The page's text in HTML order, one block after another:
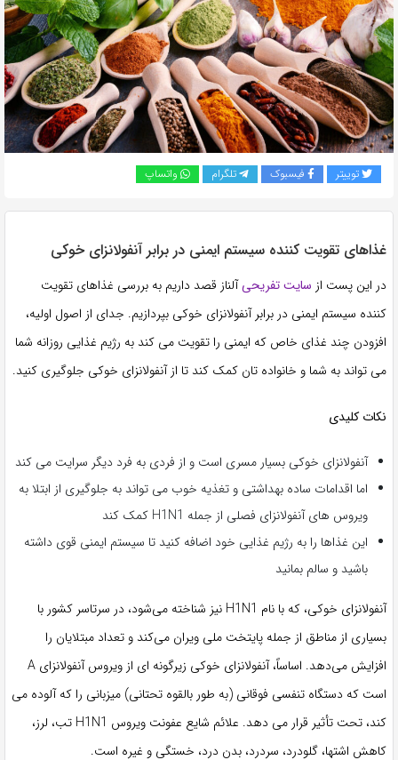
به
اشتراک
بگذارید.
کپی
لینک
توییتر فیسبوک تلگرام واتساپ
غذاهای تقویت کننده سیستم ایمنی در برابر آنفولانزای خوکی
در این پست از سایت تفریحیآلناز قصد داریم به بررسی غذاهای تقویت
کننده سیستم ایمنی در برابر آنفولانزای خوکی بپردازیم. جدای از اصول اولیه،
افزودن چند غذای خاص که ایمنی را تقویت می کند به رژیم غذایی روزانه شما
می تواند به شما و خانواده تان کمک کند تا از آنفولانزای خوکی جلوگیری کنید.
نکات کلیدی
آنفولانزای خوکی بسیار مسری است و از فردی به فرد دیگر سرایت می کند
اما اقدامات ساده بهداشتی و تغذیه خوب می تواند به جلوگیری از ابتلا به
ویروس های آنفولانزای فصلی از جمله H1N1 کمک کند
این غذاها را به رژیم غذایی خود اضافه کنید تا سیستم ایمنی قوی داشته
باشید و سالم بمانید
آنفولانزای خوکی، که با نام H1N1 نیز شناخته می‌شود، در سرتاسر کشور با
بسیاری از مناطق از جمله پایتخت ملی ویران می‌کند و تعداد مبتلایان را
افزایش می‌دهد. اساساً، آنفولانزای خوکی زیرگونه ای از ویروس آنفولانزای A
است که دستگاه تنفسی فوقانی (به طور بالقوه تحتانی) میزبانی را که آلوده می
کند، تحت تأثیر قرار می دهد. علائم شایع عفونت ویروس H1N1 تب، لرز،
کاهش اشتها، گلودرد، سردرد، بدن درد، خستگی و غیره است.